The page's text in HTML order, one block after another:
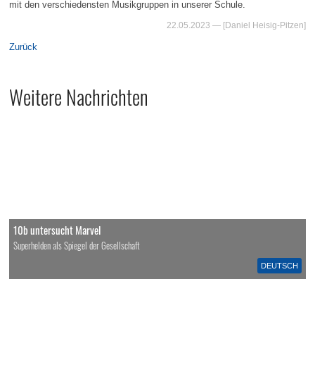
mit den verschiedensten Musikgruppen in unserer Schule.
22.05.2023 — [Daniel Heisig-Pitzen]
Zurück
Weitere Nachrichten
DEUTSCH
10b untersucht Marvel
Superhelden als Spiegel der Gesellschaft